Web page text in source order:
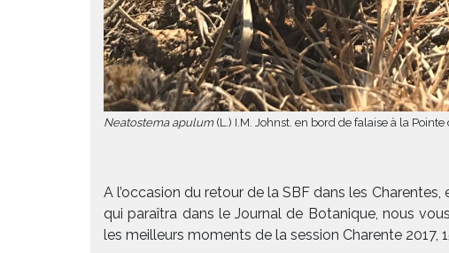
Neatostema apulum(L.) I.M. Johnst. en bord de falaise à la Pointe
A l’occasion du retour de la SBF dans les
qui paraîtra dans le Journal de Botanique, nous
les meilleurs moments de la session Charente 2017,